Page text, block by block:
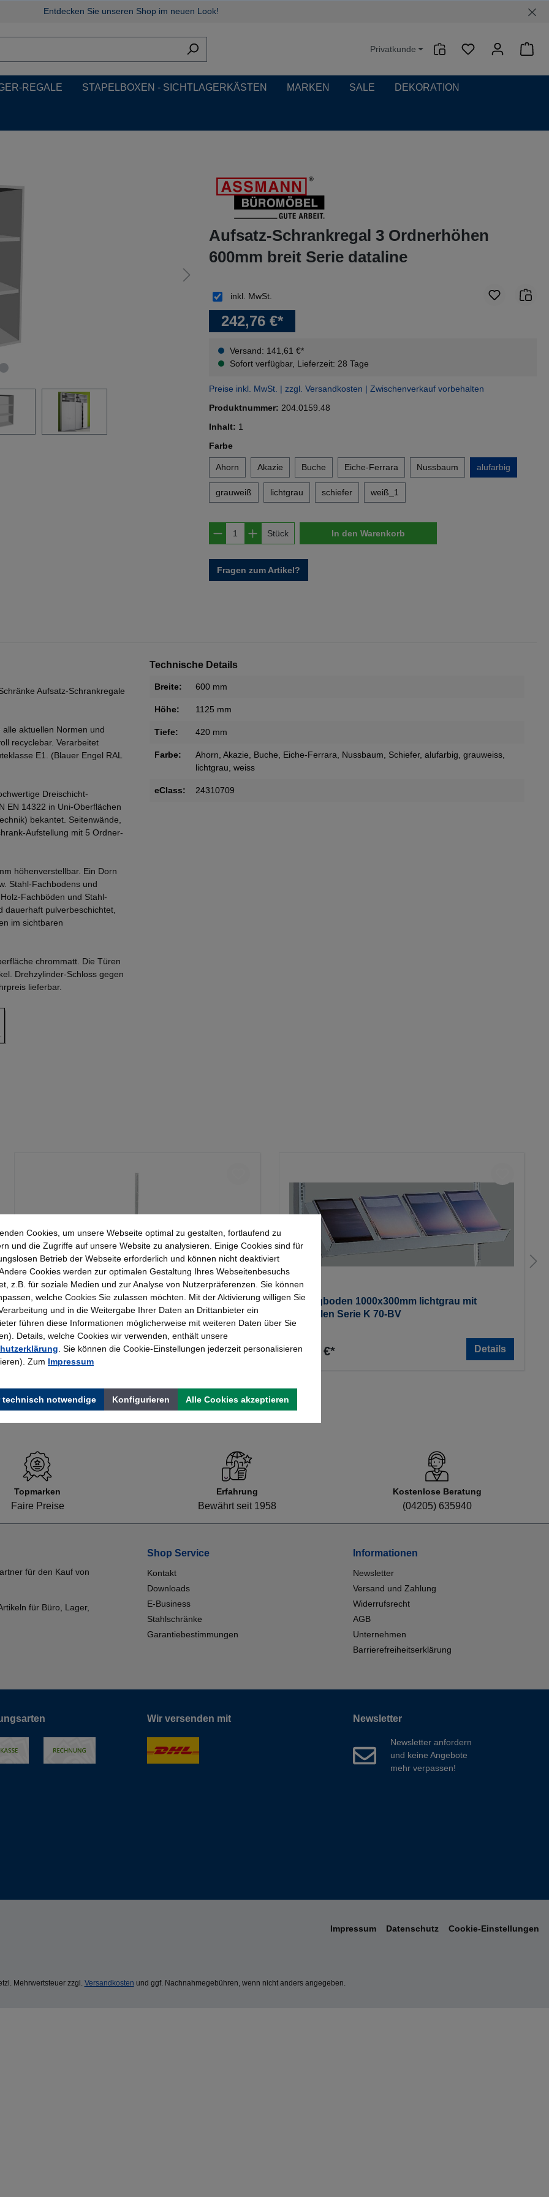
Entdecken Sie unseren Shop im neuen Look!
Privatkunde
REGALE STAPELBOXEN - SICHTLAGERKÄSTEN MARKEN SALE DEKORATION
Aufsatz-Schrankregal 3 Ordnerhöhen
600mm breit Serie dataline
242,76 €*
Versand: 141,61 €*
Sofort verfügbar, Lieferzeit: 28 Tage
inkl. MwSt.
Preise inkl. MwSt. | zzgl. Versandkosten | Zwischenverkauf vorbehalten
Produktnummer: 204.0159.48
Inhalt: 1
Farbeauswählen
Ahorn Akazie Buche Eiche-Ferrara Nussbaum alufarbig
grauweiß lichtgrau schiefer weiß_1
Produkt Anzahl: Gib den gewünschten Wert ein
Stück In den Warenkorb
Fragen zum Artikel?
Aufsatz-Schrankregale
aktuellen Normen und
recyclebar. Verarbeitet
E1. (Blauer Engel RAL
Dreischicht-
EN 14322 in Uni-Oberflächen
bekantet. Seitenwände,
Aufstellung mit 5 Ordner-
höhenverstellbar. Ein Dorn
Stahl-Fachbodens und
Fachböden und Stahl-
dauerhaft pulverbeschichtet,
im sichtbaren
chrommatt. Die Türen
Drehzylinder-Schloss gegen
lieferbar.
Technische Details
Breite: 600 mm
Höhe: 1125 mm
Tiefe: 420 mm
Farbe: Ahorn, Akazie, Buche, Eiche-Ferrara, Nussbaum, Schiefer, alufarbig, grauweiss,
lichtgrau, weiss
eClass: 24310709
Kerkmann - Wandschiene lichtgrau 2000, Serie
70-BV
25,23 €*
Schrägboden 1000x300mm lichtgrau mit
Konsolen Serie K 70-BV
56,64 €* Details
Topmarken
Faire Preise
Erfahrung
Bewährt seit 1958
Kostenlose Beratung
(04205) 635940
für den Kauf von
für Büro, Lager,
Shop Service
Kontakt
Downloads
E-Business
Stahlschränke
Garantiebestimmungen
Informationen
Newsletter
Versand und Zahlung
Widerrufsrecht
AGB
Unternehmen
Barrierefreiheitserklärung
Wir versenden mit Newsletter
Newsletter anfordern
und keine Angebote
mehr verpassen!
Impressum Datenschutz Cookie-Einstellungen
Mehrwertsteuer zzgl. Versandkosten und ggf. Nachnahmegebühren, wenn nicht anders angegeben.
Cookies, um unsere Webseite optimal zu gestalten, fortlaufend zu
und die Zugriffe auf unsere Website zu analysieren. Einige Cookies sind für
Betrieb der Webseite erforderlich und können nicht deaktiviert
Cookies werden zur optimalen Gestaltung Ihres Webseitenbesuchs
z.B. für soziale Medien und zur Analyse von Nutzerpräferenzen. Sie können
welche Cookies Sie zulassen möchten. Mit der Aktivierung willigen Sie
und in die Weitergabe Ihrer Daten an Drittanbieter ein
führen diese Informationen möglicherweise mit weiteren Daten über Sie
Details, welche Cookies wir verwenden, enthält unsere
. Sie können die Cookie-Einstellungen jederzeit personalisieren
Zum Impressum
technisch notwendige Konfigurieren Alle Cookies akzeptieren